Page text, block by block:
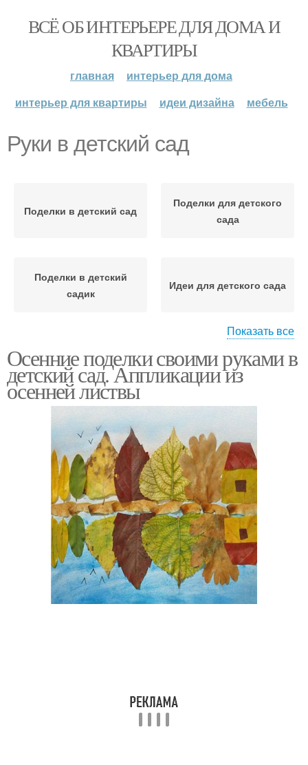
ВСЁ ОБ ИНТЕРЬЕРЕ ДЛЯ ДОМА И
КВАРТИРЫ
главная
интерьер для дома
интерьер для квартиры
идеи дизайна мебель
Руки в детский сад
Поделки в детский сад
Поделки для детского
сада
Поделки в детский
садик
Идеи для детского сада
Поделка в детский сад Год в детский сад
Показать все
Осенние поделки своими руками в
детский сад. Аппликации из
осенней листвы